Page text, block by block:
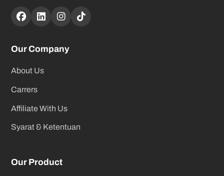
Our Company
About Us
Carrers
Affiliate With Us
Syarat & Ketentuan
Our Product